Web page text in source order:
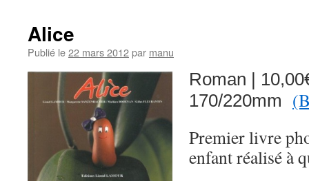
Alice
Publié le22 mars 2012par manu
Roman |
170/220mm
Premier livre
enfant réalisé à